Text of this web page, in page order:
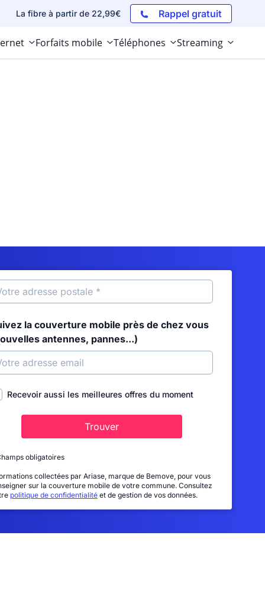
La fibre à partir de 22,99€ Rappel gratuit
Forfaits mobile Téléphones Streaming
la couverture mobile près de chez vous
antennes, pannes...)
Recevoir aussi les meilleures offres du moment
Trouver
obligatoires
collectées par Ariase, marque de Bemove, pour vous
sur la couverture mobile de votre commune. Consultez
politique de confidentialité et de gestion de vos données.